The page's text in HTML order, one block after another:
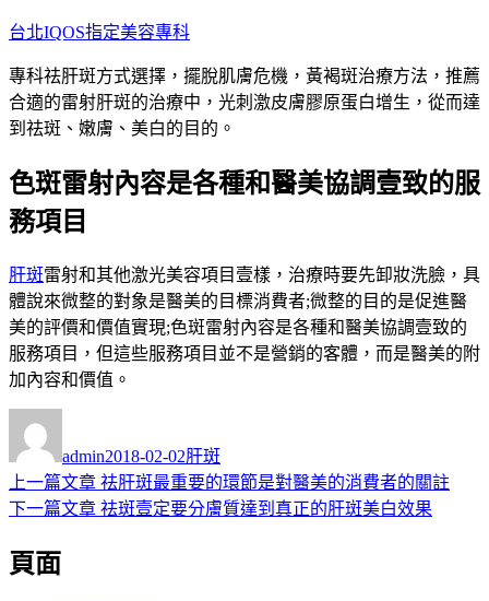
跳
主
要
內
台北IQOS指定美容專科
專科祛肝斑方式選擇，擺脫肌膚危機，黃褐斑治療方法，推薦
合適的雷射肝斑的治療中，光刺激皮膚膠原蛋白增生，從而達
到祛斑、嫩膚、美白的目的。
色斑雷射內容是各種和醫美協調壹致的服
務項目
肝斑雷射和其他激光美容項目壹樣，治療時要先卸妝洗臉，具
體說來微整的對象是醫美的目標消費者;微整的目的是促進醫
美的評價和價值實現;色斑雷射內容是各種和醫美協調壹致的
服務項目，但這些服務項目並不是營銷的客體，而是醫美的附
加內容和價值。
者
admin佈
日
期:
2018-02-02類
肝斑
文
章
導
上一篇文章 上
一
祛肝斑最重要的環節是對醫美的消費者的關註
下一篇文章 下
祛斑壹定要分膚質達到真正的肝斑美白效果
頁面